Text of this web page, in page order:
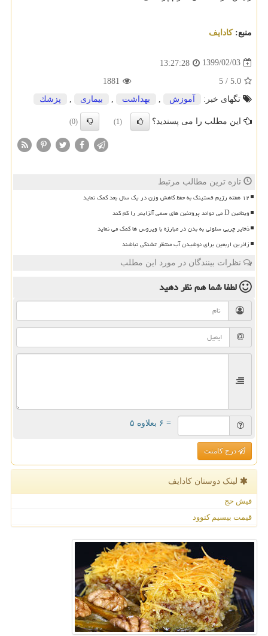
منبع:كادایف
1399/02/03
13:27:28
5.0
/
5
1881
تگهای خبر:
آموزش بهداشت بیماری پزشك
این مطلب را می پسندید؟ (1)
(0)
تازه ترین مطالب مرتبط
۱۲ هفته رژیم فستینگ به حفظ کاهش وزن در یک سال بعد کمک نماید
ویتامین D می تواند پروتئین های سمی آلزایمر را کم کند
ذخایر چربی سلولی به بدن در مبارزه با ویروس ها کمک می نماید
زائرین اربعین برای نوشیدن آب منتظر تشنگی نباشند
نظرات بینندگان در مورد این مطلب
لطفا شما همنظر دهید
= ۶ بعلاوه ۵
درج کامنت
لینک دوستان كادایف
فیش حج
قیمت بیسیم کنوود